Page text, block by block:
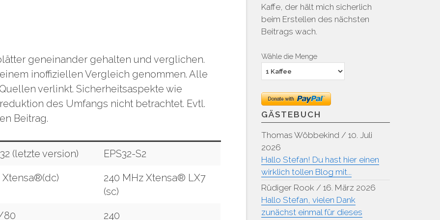
geneinander gehalten und verglichen.
inoffiziellen Vergleich genommen. Alle
verlinkt. Sicherheitsaspekte wie
des Umfangs nicht betrachtet. Evtl.
Beitrag.
(letzte version) EPS32-S2
Xtensa®(dc)
240 MHz Xtensa® LX7
(sc)
80 240
Kaffe, der hält mich sicherlich
beim Erstellen des nächsten
Beitrags wach.
Wähle die Menge
GÄSTEBUCH
Thomas Wöbbekind / 10. Juli
2026
Hallo Stefan! Du hast hier einen
wirklich tollen Blog mit...
Rüdiger Rook / 16. März 2026
Hallo Stefan, vielen Dank
zunächst einmal für dieses